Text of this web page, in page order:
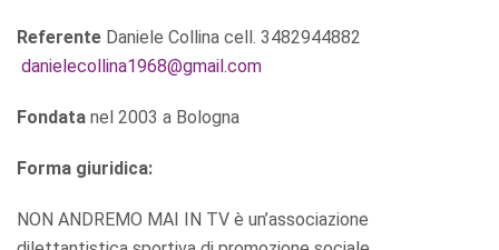
Referente Daniele Collina cell. 3482944882
danielecollina1968@gmail.com
Fondata nel 2003 a Bologna
Forma giuridica:
NON ANDREMO MAI IN TV è un’associazione